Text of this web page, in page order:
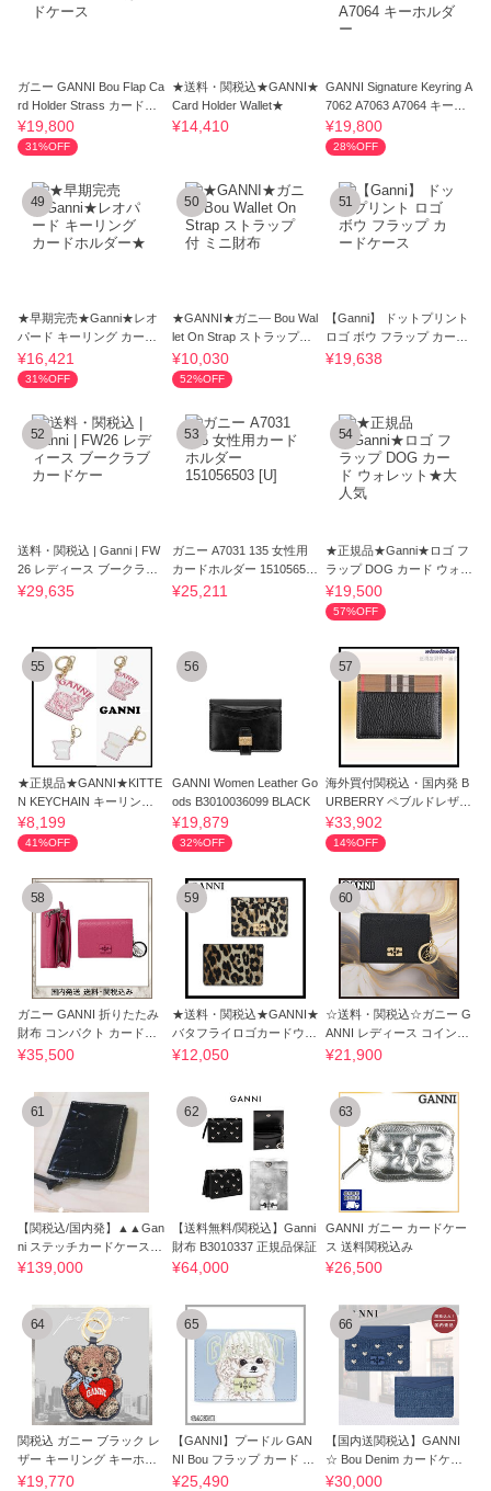
ガニー GANNI Bou Flap Ca
rd Holder Strass カードケ
ース
¥19,800
31%OFF
★送料・関税込★GANNI★
Card Holder Wallet★
¥14,410
GANNI Signature Keyring A
7062 A7063 A7064 キーホ
ルダー
¥19,800
28%OFF
49
★早期完売★Ganni★レオ
パード キーリング カード
ホルダー★
¥16,421
31%OFF
50
★GANNI★ガニ― Bou Wal
let On Strap ストラップ付
ミニ財布
¥10,030
52%OFF
51
【Ganni】 ドットプリント
ロゴ ボウ フラップ カード
ケース
¥19,638
52
送料・関税込 | Ganni | FW
26 レディース ブークラブ
カードケー
¥29,635
53
ガニー A7031 135 女性用
カードホルダー 151056503
[U]
¥25,211
54
★正規品★Ganni★ロゴ フ
ラップ DOG カード ウォレ
ット★大人気
¥19,500
57%OFF
55
★正規品★GANNI★KITTE
N KEYCHAIN キーリング A
5002 135★人気
¥8,199
41%OFF
56
GANNI Women Leather Go
ods B3010036099 BLACK
¥19,879
32%OFF
57
海外買付関税込・国内発 B
URBERRY ペブルドレザ
ー, キャンバス
¥33,902
14%OFF
58
ガニー GANNI 折りたたみ
財布 コンパクト カードケ
ース
¥35,500
59
★送料・関税込★GANNI★
バタフライロゴカードウォ
レット
¥12,050
60
☆送料・関税込☆ガニー G
ANNI レディース コイン＆
カードケース
¥21,900
61
【関税込/国内発】▲▲Gan
ni ステッチカードケース
エンボスロゴ
¥139,000
62
【送料無料/関税込】Ganni
財布 B3010337 正規品保証
¥64,000
63
GANNI ガニー カードケー
ス 送料関税込み
¥26,500
64
関税込 ガニー ブラック レ
ザー キーリング キーホル
ダー ベア
¥19,770
65
【GANNI】プードル GAN
NI Bou フラップ カード ホ
ルダー
¥25,490
66
【国内送関税込】GANNI
☆ Bou Denim カードケー
ス
¥30,000